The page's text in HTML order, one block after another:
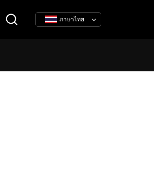
ภาษาไทย